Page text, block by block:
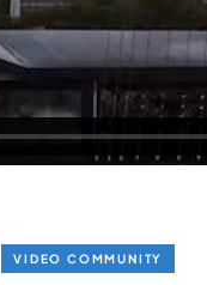
VIDEO COMMUNITY